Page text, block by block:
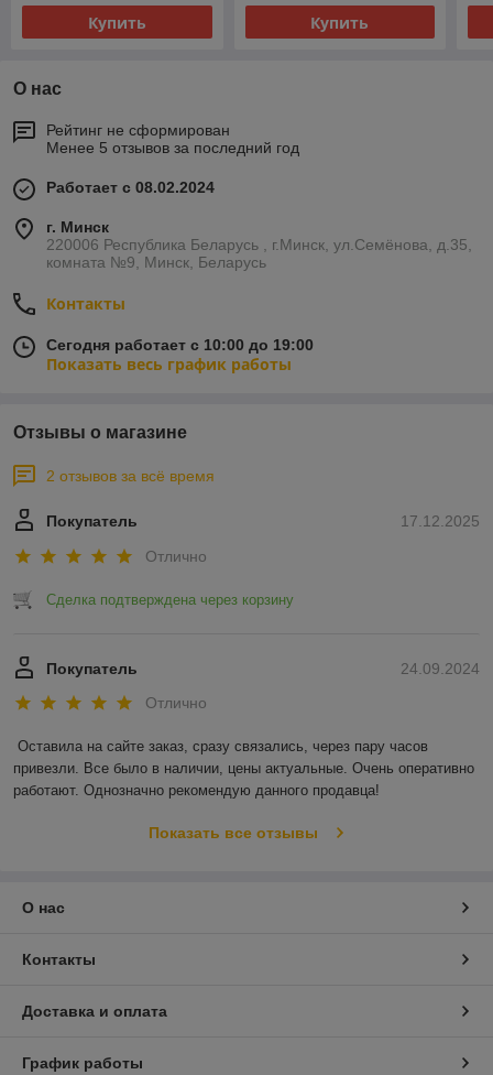
Купить Купить
О нас
Рейтинг не сформирован
Менее 5 отзывов за последний год
Работает с 08.02.2024
г. Минск
220006 Республика Беларусь , г.Минск, ул.Семёнова, д.35,
комната №9, Минск, Беларусь
Контакты
Сегодня работает с 10:00 до 19:00
Показать весь график работы
Отзывы о магазине
2 отзывов за всё время
17.12.2025
Покупатель
Отлично
Сделка подтверждена через корзину
24.09.2024
Покупатель
Отлично
Оставила на сайте заказ, сразу связались, через пару часов
привезли. Все было в наличии, цены актуальные. Очень оперативно
работают. Однозначно рекомендую данного продавца!
Показать все отзывы
О нас
Контакты
Доставка и оплата
График работы